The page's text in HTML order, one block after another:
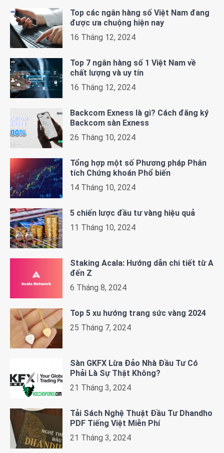
Top các ngân hàng số Việt Nam đang
được ưa chuộng hiện nay
16 Tháng 12, 2024
Top 7 ngân hàng số 1 Việt Nam về
chất lượng và uy tín
16 Tháng 12, 2024
Backcom Exness là gì? Cách đăng ký
Backcom sàn Exness
26 Tháng 10, 2024
Tổng hợp một số Phương pháp Phân
tích Chứng khoán Phổ biến
14 Tháng 10, 2024
5 chiến lược đầu tư vàng hiệu quả
11 Tháng 10, 2024
Staking Acala: Hướng dẫn chi tiết từ A
đến Z
6 Tháng 8, 2024
Top 5 xu hướng trang sức vàng 2024
25 Tháng 7, 2024
Sàn GKFX Lừa Đảo Nhà Đầu Tư Có
Phải Là Sự Thật Không?
21 Tháng 3, 2024
Tải Sách Nghệ Thuật Đầu Tư Dhandho
PDF Tiếng Việt Miễn Phí
21 Tháng 3, 2024